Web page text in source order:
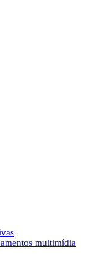
multimídia